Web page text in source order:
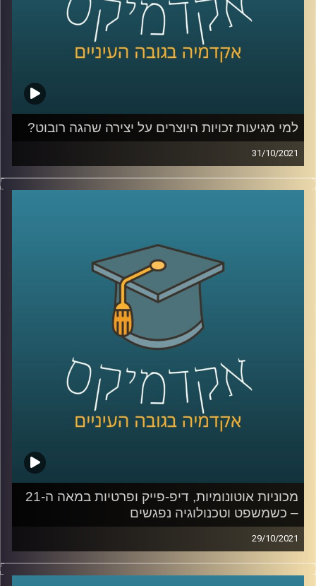
לשיחה עם ד"ר אביב גאון על דיני זכויות היוצרים בעידן הבינה
המלאכותית – לחצו כאן
קרדיט תמונות:AudioVersity
למי מגיעות זכויות היוצרים על יצירה שהגה רובוט?
31/10/2021
רובטים שמייצרים דברים בעצמם! זה נשמע כמו מדע בדיוני
אבל האמת שאת הניצנים של התופעה אפשר לראות כבר
ד"ר אביב גאון, מנהל בית הספר הארי רדזינר למשפטים וכותב
הספר "עתיד דיני זכויות היוצרים בעידן הבינה המלאכותית"
(The Future of Copyright in the Age of Artificial
Intelligence) מדבר על הסוגיות המשפטיות בזכויות היוצרים
לשיחה עם ד"ר אביב גאון בנושא הקשר בין משפט לטכנולוגיה
– לחצו כאן
לשיחה עם ד"ר אביב גאון בנושא תיקי פייסבוק והקשר בין
קרדיט תמונות:AudioVersity
מכוניות אוטונומיות, דיפ-פייק ופרטיות במאה ה-21
– כשמשפט וטכנולוגיה נפגשים
29/10/2021
מכוניות אוטונומיות שנוסעות ללא שליטת אדם נמצאות
ברגעים אלו על כבישי ישראל כשהחוק עדיין מחייב נהג